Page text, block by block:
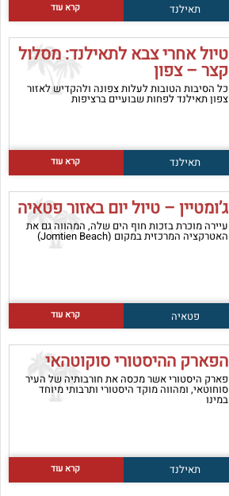
תאילנד קרא עוד
טיול אחרי צבא לתאילנד: מסלול
קצר – צפון
כל הסיבות הטובות לעלות צפונה ולהקדיש לאזור
צפון תאילנד לפחות שבועיים ברציפות
תאילנד קרא עוד
ג’ומטיין – טיול יום באזור פטאיה
עיירה מוכרת בזכות חוף הים שלה, המהווה גם את
האטרקציה המרכזית במקום (Jomtien Beach)
פטאיה קרא עוד
הפארק ההיסטורי סוקוטהאי
פארק היסטורי אשר מכסה את חורבותיה של העיר
סוחוטאי, ומהווה מוקד היסטורי ותרבותי מיוחד
במינו
תאילנד קרא עוד